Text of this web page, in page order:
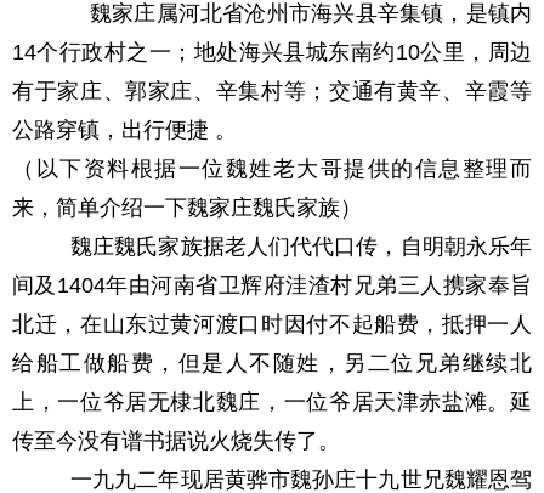
魏家庄属河北省沧州市海兴县辛集镇，是镇内
14个行政村之一；地处海兴县城东南约10公里，周边
有于家庄、郭家庄、辛集村等；交通有黄辛、辛霞等
公路穿镇，出行便捷 。
（以下资料根据一位魏姓老大哥提供的信息整理而
来，简单介绍一下魏家庄魏氏家族）
魏庄魏氏家族据老人们代代口传，自明朝永乐年
间及 1404年由河南省卫辉府洼渣村兄弟三人携家奉旨
北迁，在山东过黄河渡口时因付不起船费，抵押一人
给船工做船费，但是人不随姓，另二位兄弟继续北
上，一位爷居无棣北魏庄，一位爷居天津赤盐滩。延
传至今没有谱书据说火烧失传了。
一九九二年现居黄骅市魏孙庄十九世兄魏耀恩驾